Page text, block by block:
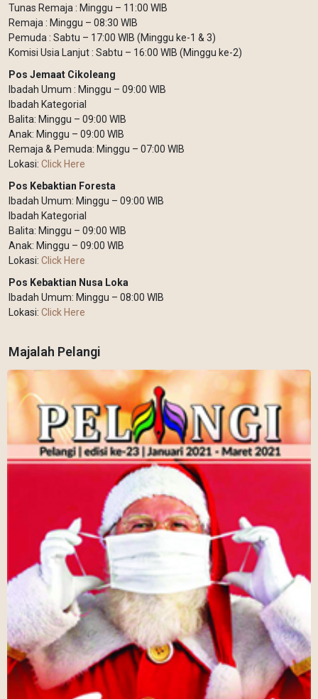
Tunas Remaja : Minggu – 11:00 WIB
Remaja : Minggu – 08:30 WIB
Pemuda : Sabtu – 17:00 WIB (Minggu ke-1 & 3)
Komisi Usia Lanjut : Sabtu – 16:00 WIB (Minggu ke-2)
Pos Jemaat Cikoleang
Ibadah Umum : Minggu – 09:00 WIB
Ibadah Kategorial
Balita: Minggu – 09:00 WIB
Anak: Minggu – 09:00 WIB
Remaja & Pemuda: Minggu – 07:00 WIB
Lokasi: Click Here
Pos Kebaktian Foresta
Ibadah Umum: Minggu – 09:00 WIB
Ibadah Kategorial
Balita: Minggu – 09:00 WIB
Anak: Minggu – 09:00 WIB
Lokasi: Click Here
Pos Kebaktian Nusa Loka
Ibadah Umum: Minggu – 08:00 WIB
Lokasi: Click Here
Majalah Pelangi